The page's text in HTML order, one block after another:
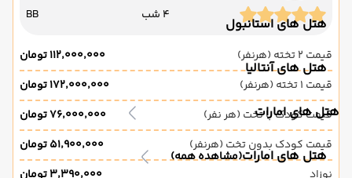
هتل های استانبول
هتل های آنتالیا
هتل های امارات
هتل های امارات(مشاهده همه)
4 شب BB
قیمت 2 تخته (هرنفر)
۱۱۲٬۰۰۰٬۰۰۰ تومان
قیمت 1 تخته (هرنفر)
۱۷۲٬۰۰۰٬۰۰۰ تومان
قیمت کودک با تخت (هر نفر)
۷۶٬۰۰۰٬۰۰۰ تومان
قیمت کودک بدون تخت (هرنفر)
۵۱٬۹۰۰٬۰۰۰ تومان